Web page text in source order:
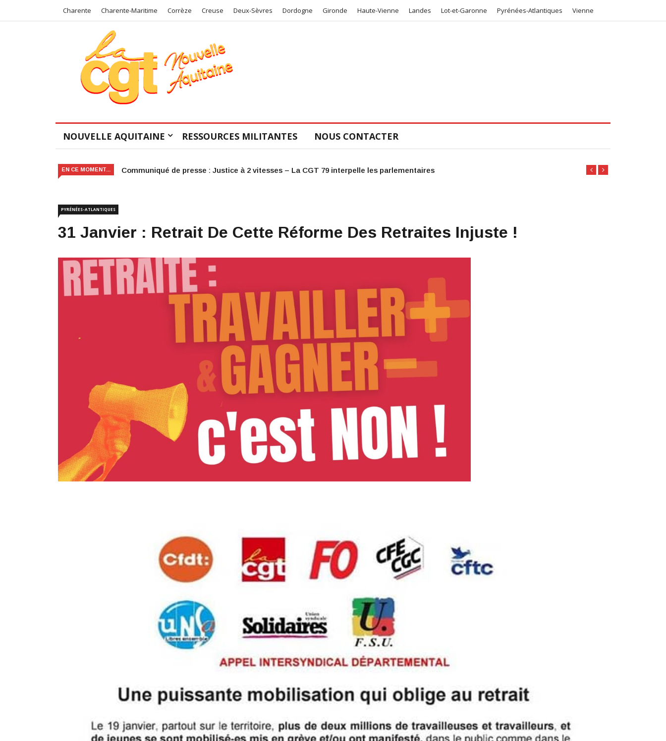
Charente Charente-Maritime Corrèze Creuse Deux-Sèvres Dordogne Gironde Haute-Vienne Landes Lot-et-Garonne Pyrénées-Atlantiques Vienne
NOUVELLE AQUITAINE RESSOURCES MILITANTES NOUS CONTACTER
EN CE MOMENT... Victoire judiciaire pour le COS de la CGT 47
PYRÉNÉES-ATLANTIQUES
31 Janvier : Retrait De Cette Réforme Des Retraites Injuste !